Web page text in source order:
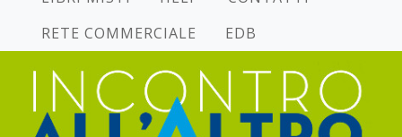
RETE COMMERCIALE
EDB